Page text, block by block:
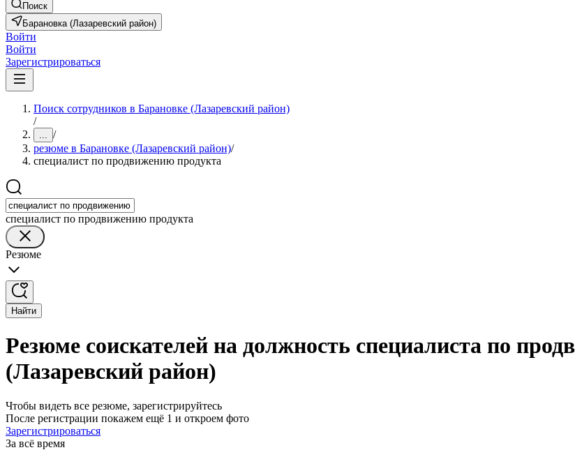
Поиск
Барановка (Лазаревский район)
Войти
Войти
Зарегистрироваться
Поиск сотрудников в Барановке (Лазаревский район)
/
... /
резюме в Барановке (Лазаревский район)/
специалист по продвижению продукта
специалист по продвижению продукта
Резюме
Найти
Резюме соискателей на должность специалиста по
(Лазаревский район)
Чтобы видеть все резюме, зарегистрируйтесь
После регистрации покажем ещё 1 и откроем фото
Зарегистрироваться
За всё время